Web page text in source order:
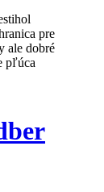
pre
ale dobré
pľúca